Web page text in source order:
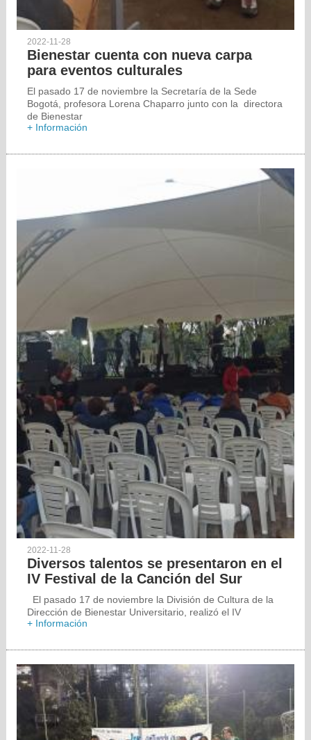
2022-11-28
Bienestar cuenta con nueva carpa
para eventos culturales
El pasado 17 de noviembre la Secretaría de la Sede
Bogotá, profesora Lorena Chaparro junto con la directora
de Bienestar
+ Información
2022-11-28
Diversos talentos se presentaron en el
IV Festival de la Canción del Sur
El pasado 17 de noviembre la División de Cultura de la
Dirección de Bienestar Universitario, realizó el IV
+ Información